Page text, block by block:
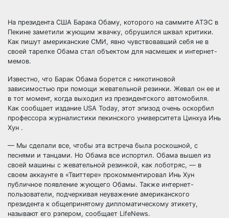
На президента США Барака Обаму, которого на саммите АТЭС в
Пекине заметили жующим жвачку, обрушился шквал критики.
Как пишут американские СМИ, явно чувствовавший себя не в
своей тарелке Обама стал объектом для насмешек и интернет-
мемов.
Известно, что Барак Обама борется с никотиновой
зависимостью при помощи жевательной резинки. Жевал он ее и
в тот момент, когда выходил из президентского автомобиля.
Как сообщает издание USA Today, этот эпизод очень оскорбил
профессора журналистики пекинского университета Цинхуа Инь
Хун .
— Мы сделали все, чтобы эта встреча была роскошной, с
песнями и танцами. Но Обама все испортил. Обама вышел из
своей машины с жевательной резинкой, как лоботряс, — в
своем аккаунте в «Твиттере» прокомментировал Инь Хун
публичное появление жующего Обамы. Также интернет-
пользователи, подчеркивая неуважение американского
президента к общепринятому дипломатическому этикету,
называют его рэпером, сообщает LifeNews.